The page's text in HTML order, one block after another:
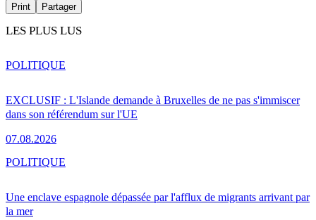
Print Partager
LES PLUS LUS
EXCLUSIF : L'Islande demande à Bruxelles de ne pas s'immiscer
dans son référendum sur l'UE
07.08.2026
POLITIQUE
Une enclave espagnole dépassée par l'afflux de migrants arrivant par
la mer
POLITIQUE